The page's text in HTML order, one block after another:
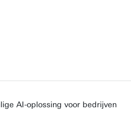
AI-oplossing voor bedrijven